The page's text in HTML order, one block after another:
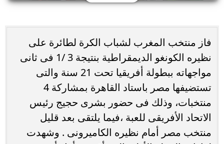
فاز منتخب المغرب لشباب الكرة لطائرة على
نظيره الكونغو الديمقراطية بنتيجة 3 /1 فى ثانى
مواجهاته ببطولة أفريقيا تحت 21 سنة والتى
تستضيفها مصر باستاد القاهرة بمشاركة 4
منتخبات، وذلك فى حضور بشرى حجيج رئيس
الاتحاد الأفريقى للعبة ،فيما يلتقى بعد قليل
منتخب مصر أمام نظيره الكاميرونى . وشهدت